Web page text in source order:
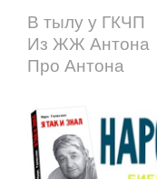
В тылу у ГКЧП
Из ЖЖ Антона
Про Антона